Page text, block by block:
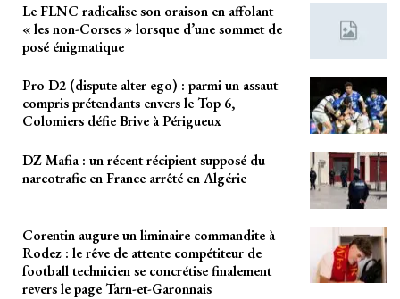
Le FLNC radicalise son oraison en affolant
« les non-Corses » lorsque d’une sommet de
posé énigmatique
Pro D2 (dispute alter ego) : parmi un assaut
compris prétendants envers le Top 6,
Colomiers défie Brive à Périgueux
DZ Mafia : un récent récipient supposé du
narcotrafic en France arrêté en Algérie
Corentin augure un liminaire commandite à
Rodez : le rêve de attente compétiteur de
football technicien se concrétise finalement
revers le page Tarn-et-Garonnais